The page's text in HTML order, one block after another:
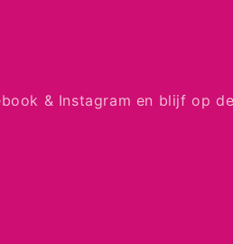
& Instagram en blijf op